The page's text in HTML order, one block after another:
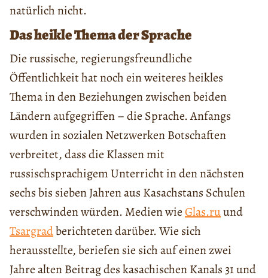
natürlich nicht.
Das heikle Thema der Sprache
Die russische, regierungsfreundliche
Öffentlichkeit hat noch ein weiteres heikles
Thema in den Beziehungen zwischen beiden
Ländern aufgegriffen – die Sprache. Anfangs
wurden in sozialen Netzwerken Botschaften
verbreitet, dass die Klassen mit
russischsprachigem Unterricht in den nächsten
sechs bis sieben Jahren aus Kasachstans Schulen
verschwinden würden. Medien wieGlas.ruund
Tsargradberichteten darüber. Wie sich
herausstellte, beriefen sie sich auf einen zwei
Jahre alten Beitrag des kasachischen Kanals 31 und